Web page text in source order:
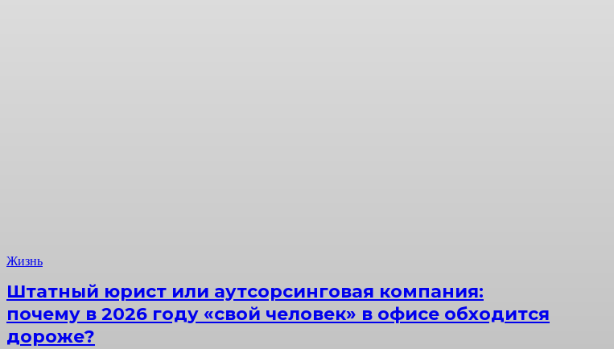
Жизнь
Штатный юрист или аутсорсинговая компания:
почему в 2026 году «свой человек» в офисе обходится
дороже?